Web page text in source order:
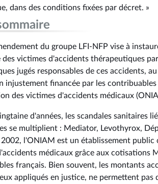
dans des conditions fixées par décret. »
du groupe LFI-NFP vise à
des victimes d'accidents thérapeutiques
jugés responsables de ces accidents,
injustement financée par les
des victimes d'accidents médicaux
d'années, les scandales sanitaires
se multiplient : Mediator, Levothyrox,
2002, l'ONIAM est un établissement public
médicaux grâce aux cotisations
français. Bien souvent, les montants
appliqués en justice, ne permettent pas